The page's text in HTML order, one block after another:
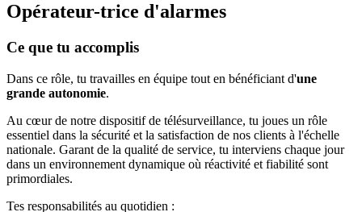
Opérateur-trice d'alarmes
Ce que tu accomplis
Dans ce rôle, tu travailles en équipe tout en bénéficiant d'une
grande autonomie.
Au cœur de notre dispositif de télésurveillance, tu joues un rôle
essentiel dans la sécurité et la satisfaction de nos clients à l'échelle
nationale. Garant de la qualité de service, tu interviens chaque jour
dans un environnement dynamique où réactivité et fiabilité sont
primordiales.
Tes responsabilités au quotidien :